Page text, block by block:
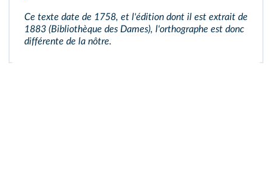
Ce texte date de 1758, et l'édition dont il est extrait de
1883 (Bibliothèque des Dames), l'orthographe est donc
différente de la nôtre.